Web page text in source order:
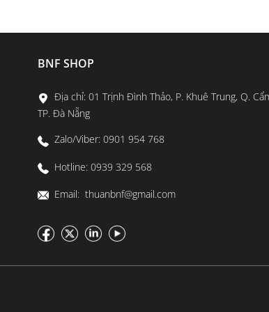
BNF SHOP
Địa chỉ: 01 Trịnh Đình Thảo, P. Khuê Trung, Q.
TP. Đà Nẵng
Zalo/Viber: 0901 954 768
Hotline: 0939 329 568
Email: thuanbnf@gmail.com